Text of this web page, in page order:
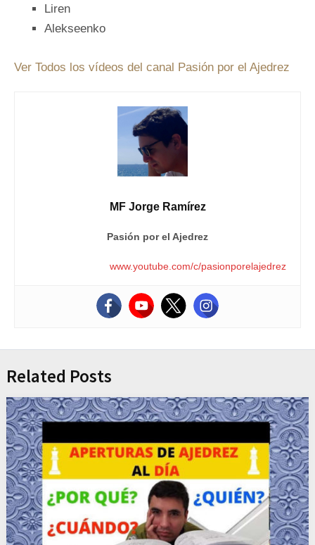
Liren
Alekseenko
Ver Todos los vídeos del canal Pasión por el Ajedrez
MF Jorge Ramírez
Pasión por el Ajedrez
www.youtube.com/c/pasionporelajedrez
Related Posts